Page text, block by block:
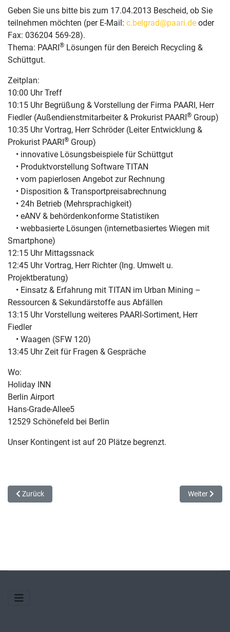
Geben Sie uns bitte bis zum 17.04.2013 Bescheid, ob Sie
teilnehmen möchten (per E-Mail: c.belgrad@paari.de oder
Fax: 036204 569-28).
Thema: PAARI ® Lösungen für den Bereich Recycling &
Schüttgut.
Zeitplan:
10:00 Uhr Treff
10:15 Uhr Begrüßung & Vorstellung der Firma PAARI, Herr
Fiedler (Außendienstmitarbeiter & Prokurist PAARI ® Group)
10:35 Uhr Vortrag, Herr Schröder (Leiter Entwicklung &
Prokurist PAARI ® Group)
• innovative Lösungsbeispiele für Schüttgut
• Produktvorstellung Software TITAN
• vom papierlosen Angebot zur Rechnung
• Disposition & Transportpreisabrechnung
• 24h Betrieb (Mehrsprachigkeit)
• eANV & behördenkonforme Statistiken
• webbasierte Lösungen (internetbasiertes Wiegen mit
Smartphone)
12:15 Uhr Mittagssnack
12:45 Uhr Vortrag, Herr Richter (Ing. Umwelt u.
Projektberatung)
• Einsatz & Erfahrung mit TITAN im Urban Mining –
Ressourcen & Sekundärstoffe aus Abfällen
13:15 Uhr Vorstellung weiteres PAARI-Sortiment, Herr
Fiedler
• Waagen (SFW 120)
13:45 Uhr Zeit für Fragen & Gespräche
Wo:
Holiday INN
Berlin Airport
Hans-Grade-Allee5
12529 Schönefeld bei Berlin
Unser Kontingent ist auf 20 Plätze begrenzt.
Vorheriger Beitrag: Wir zeigen Ihnen, wie viel Sie drauf haben
Zurück Nächster
Weiter